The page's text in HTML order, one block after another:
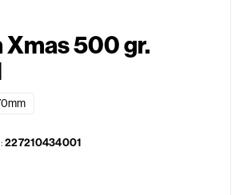
Xmas 500 gr.
227210434001